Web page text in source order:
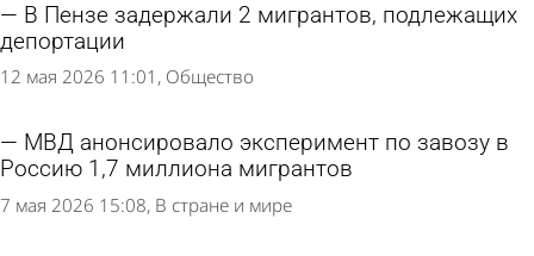
В Пензе задержали 2 мигрантов, подлежащих
депортации
12 мая 2026 11:01 Общество
МВД анонсировало эксперимент по завозу в
Россию 1,7 миллиона мигрантов
7 мая 2026 15:08 В стране и мире